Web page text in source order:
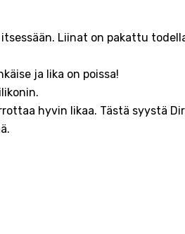
Liinat on pakattu
ja lika on poissa!
hyvin likaa. Tästä syystä